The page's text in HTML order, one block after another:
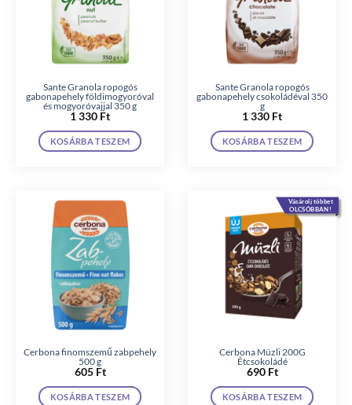
Sante Granola ropogós
gabonapehely földimogyoróval
és mogyoróvajjal 350 g
1 330 Ft
KOSÁRBA TESZEM
Sante Granola ropogós
gabonapehely csokoládéval 350
g
1 330 Ft
KOSÁRBA TESZEM
Cerbona finomszemű zabpehely
500 g
605 Ft
KOSÁRBA TESZEM
Vásárolj többet
OLCSÓBBAN!
Cerbona Müzli 200G
Étcsokoládé
690 Ft
KOSÁRBA TESZEM